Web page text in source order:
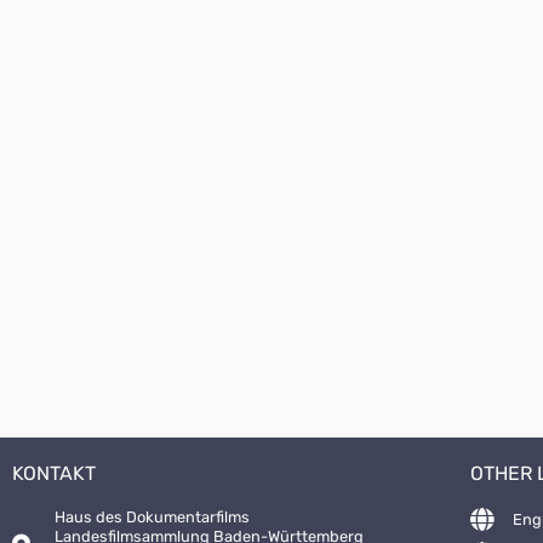
KONTAKT
Haus des Dokumentarfilms
Landesfilmsammlung Baden-Württemberg
OTHER